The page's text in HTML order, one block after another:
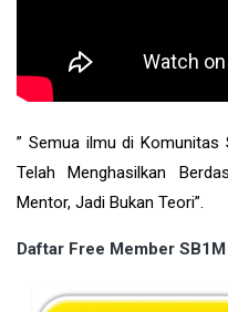
” Semua ilmu di Komunitas
Telah Menghasilkan
Mentor, Jadi Bukan Teori”.
Daftar Free Member SB1M